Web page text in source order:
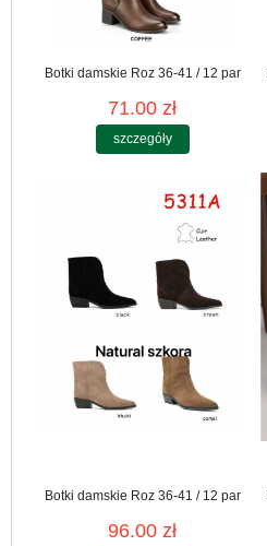
Botki damskie Roz 36-41 / 12 par
71.00 zł
szczegóły
Botki damskie Roz 36-41 / 12 par
96.00 zł